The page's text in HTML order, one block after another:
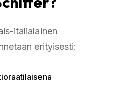
italialainen
erityisesti: